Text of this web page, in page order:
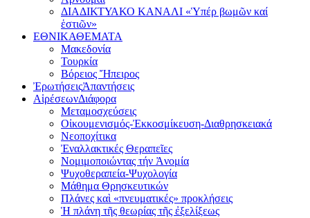
ΔΙΑΔΙΚΤΥΑΚΟ ΚΑΝΑΛΙ «Ὑπέρ βωμῶν καί
ἑστιῶν»
ΕΘΝΙΚΑΘΕΜΑΤΑ
Μακεδονία
Τουρκία
Βόρειος Ἤπειρος
ἘρωτήσειςἈπαντήσεις
ΑἱρέσεωνΔιάφορα
Μεταμοσχεύσεις
Οἰκουμενισμός-Ἐκκοσμίκευση-Διαθρησκειακά
Νεοποχίτικα
Ἐναλλακτικές Θεραπεῖες
Νομιμοποιώντας τήν Ἀνομία
Ψυχοθεραπεία-Ψυχολογία
Μάθημα Θρησκευτικών
Πλάνες καὶ «πνευματικές» προκλήσεις
Ἡ πλάνη τῆς θεωρίας τῆς ἐξελίξεως